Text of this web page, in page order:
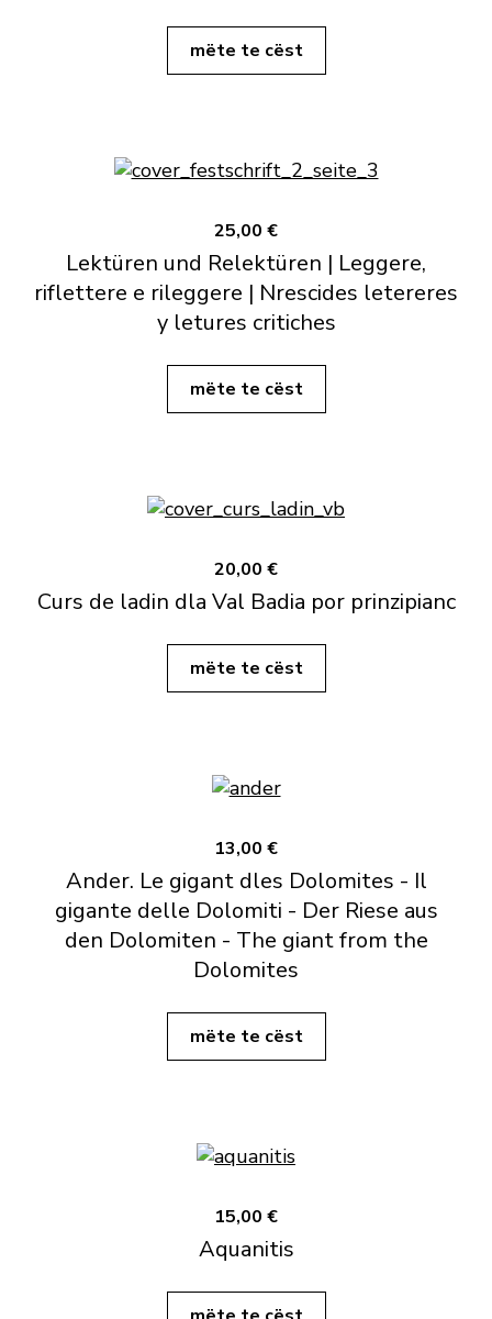
mëte te cëst
25,00 €
Lektüren und Relektüren | Leggere,
riflettere e rileggere | Nrescides letereres
y letures critiches
mëte te cëst
20,00 €
Curs de ladin dla Val Badia por prinzipianc
mëte te cëst
13,00 €
Ander. Le gigant dles Dolomites - Il
gigante delle Dolomiti - Der Riese aus
den Dolomiten - The giant from the
Dolomites
mëte te cëst
15,00 €
Aquanitis